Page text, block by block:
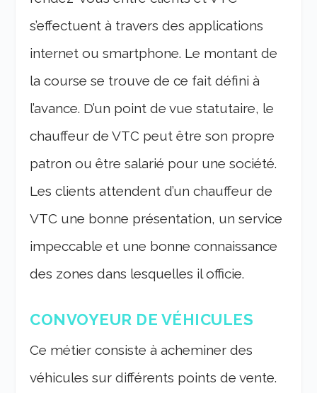
s’effectuent à travers des applications
internet ou smartphone. Le montant de
la course se trouve de ce fait défini à
l’avance. D’un point de vue statutaire, le
chauffeur de VTC peut être son propre
patron ou être salarié pour une société.
Les clients attendent d’un chauffeur de
VTC une bonne présentation, un service
impeccable et une bonne connaissance
des zones dans lesquelles il officie.
CONVOYEUR DE VÉHICULES
Ce métier consiste à acheminer des
véhicules sur différents points de vente.